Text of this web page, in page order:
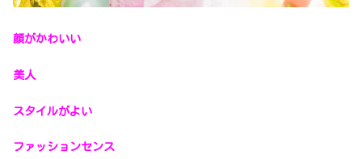
顔がかわいい
美人
スタイルがよい
ファッションセンス